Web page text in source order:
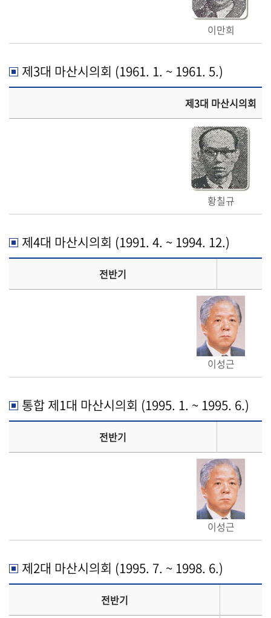
시
마
당
정
내
이만희
제3대 마산시의회 (1961. 1. ~ 1961. 5.)
제3대 마산시의회
황칠규
제4대 마산시의회 (1991. 4. ~ 1994. 12.)
전반기
이성근
통합 제1대 마산시의회 (1995. 1. ~ 1995. 6.)
전반기
이성근
제2대 마산시의회 (1995. 7. ~ 1998. 6.)
전반기